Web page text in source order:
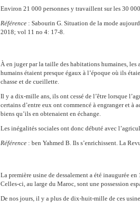
Environ 21 000 personnes y travaillent sur les 30
Référence : Sabourin G. Situation de la mode
2018; vol 11 no 4: 17-8.
À en juger par la taille des habitations humaines, les
humains étaient presque égaux à l’époque où ils
chasse et de cueillette.
Il y a dix-mille ans, ils ont cessé de l’être lorsque
certains d’entre eux ont commencé à engranger et à
biens qu’ils en obtenaient en échange.
Les inégalités sociales ont donc débuté avec
Référence : ben Yahmed B. Ils s’enrichissent. La
La première usine de dessalement a été inaugurée
Celles-ci, au large du Maroc, sont une possession
De nos jours, il y a plus de dix-huit-mille de ces